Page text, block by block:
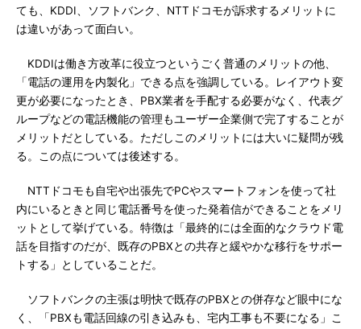
ても、KDDI、ソフトバンク、NTTドコモが訴求するメリットに
は違いがあって面白い。
KDDIは働き方改革に役立つというごく普通のメリットの他、
「電話の運用を内製化」できる点を強調している。レイアウト変
更が必要になったとき、PBX業者を手配する必要がなく、代表グ
ループなどの電話機能の管理もユーザー企業側で完了することが
メリットだとしている。ただしこのメリットには大いに疑問が残
る。この点については後述する。
NTTドコモも自宅や出張先でPCやスマートフォンを使って社
内にいるときと同じ電話番号を使った発着信ができることをメリ
ットとして挙げている。特徴は「最終的には全面的なクラウド電
話を目指すのだが、既存のPBXとの共存と緩やかな移行をサポー
トする」としていることだ。
ソフトバンクの主張は明快で既存のPBXとの併存など眼中にな
く、「PBXも電話回線の引き込みも、宅内工事も不要になる」こ